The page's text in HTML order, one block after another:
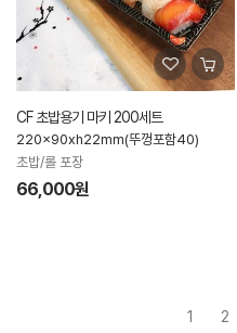
CF 초밥용기 마키 200세트
220x90xh22mm(뚜껑포함40)
초밥/롤 포장
66,000원
1 2